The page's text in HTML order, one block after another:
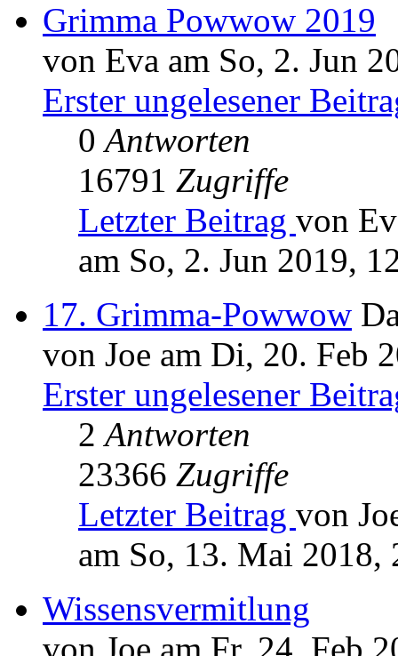
Grimma Powwow 2019
von Eva am So, 2. Jun
Erster ungelesener
0Antworten
16791 Zugriffe
Letzter Beitrag von
am So, 2. Jun 2019,
17. Grimma-Powwow
von Joe am Di, 20. Feb
Erster ungelesener
2Antworten
23366 Zugriffe
Letzter Beitrag von
am So, 13. Mai 2018,
Wissensvermitlung